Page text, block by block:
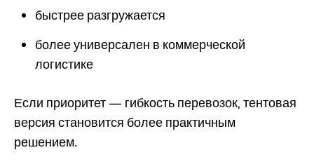
быстрее разгружается
более универсален в коммерческой
логистике
Если приоритет — гибкость перевозок, тентовая
версия становится более практичным
решением.